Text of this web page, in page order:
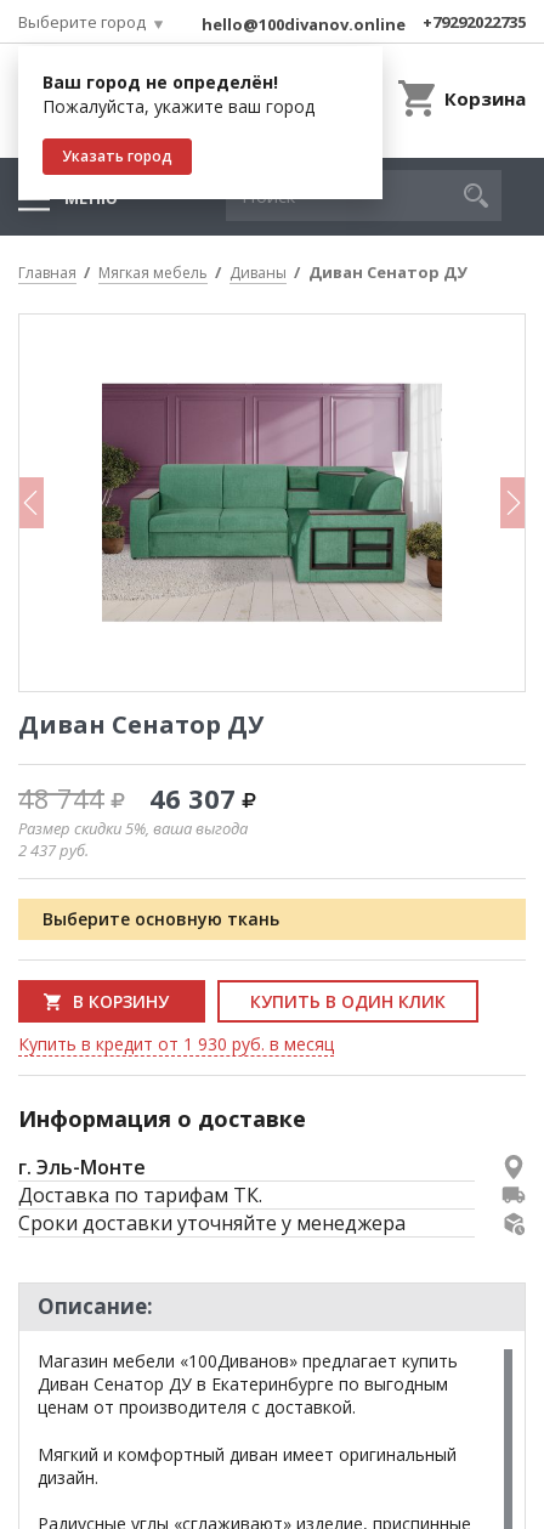
Выберите город
Ваш город не определён!
Пожалуйста, укажите ваш город
Указать город
hello@100divanov.online +79292022735
Корзина
МЕНЮ
Главная Мягкая мебель Диваны Диван Сенатор ДУ
Диван Сенатор ДУ
48 744 46 307
Размер скидки 5%, ваша выгода
2 437руб.
Выберите основную ткань
В КОРЗИНУ
КУПИТЬ В ОДИН КЛИК
Купить в кредит от 1 930 руб. в месяц
Информация о доставке
г. Эль-Монте
Доставка по тарифам ТК.
Сроки доставки уточняйте у менеджера
Описание:
Магазин мебели «100Диванов» предлагает купить
Диван Сенатор ДУ в Екатеринбурге по выгодным
ценам от производителя с доставкой.
Мягкий и комфортный диван имеет оригинальный
дизайн.
Радиусные углы «сглаживают» изделие, приспинные